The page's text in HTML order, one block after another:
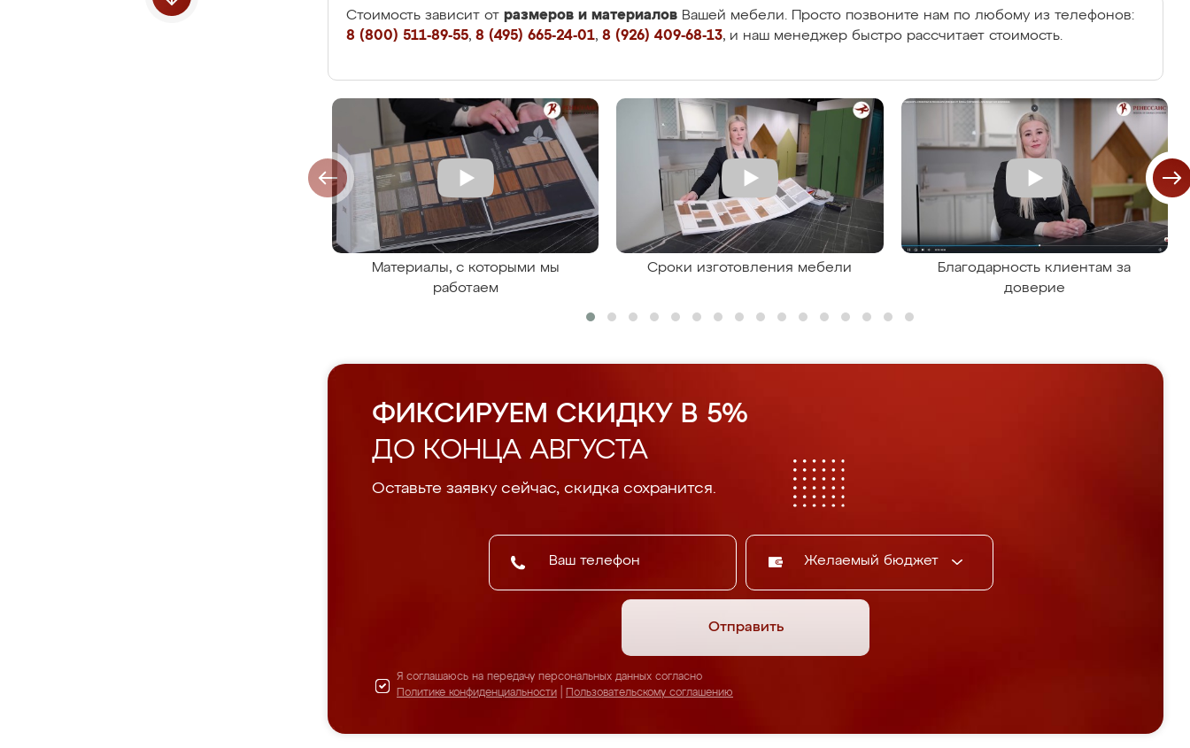
Стоимость зависит от размеров и материалов Вашей мебели. Просто позвоните нам по любому из телефонов:
8 (800) 511-89-55, 8 (495) 665-24-01, 8 (926) 409-68-13, и наш менеджер быстро рассчитает стоимость.
Материалы, с которыми мы
работаем
Сроки изготовления мебели
Благодарность клиентам за
доверие
ФИКСИРУЕМ СКИДКУ В 5%
ДО КОНЦА АВГУСТА
Оставьте заявку сейчас, скидка сохранится.
Желаемый бюджет
Отправить
Я соглашаюсь на передачу персональных данных согласно
Политике конфиденциальности
Пользовательскому соглашению